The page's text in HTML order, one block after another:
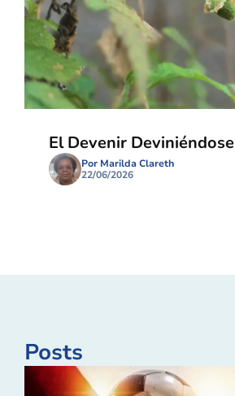
El Devenir Deviniéndose
Por Marilda Clareth
22/06/2026
Posts